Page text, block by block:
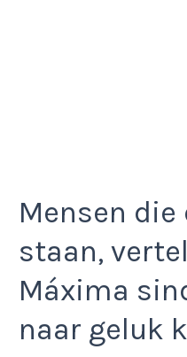
Mensen
staan,
Máxima
naar geluk